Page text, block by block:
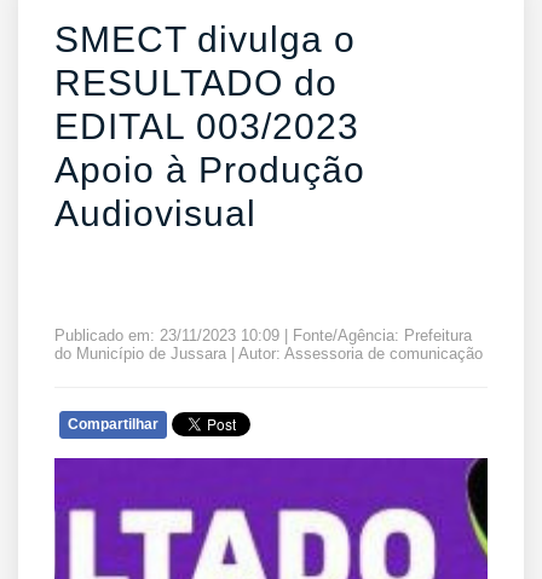
SMECT divulga o
RESULTADO do
EDITAL 003/2023
Apoio à Produção
Audiovisual
Publicado em: 23/11/2023 10:09 | Fonte/Agência: Prefeitura
do Município de Jussara | Autor: Assessoria de comunicação
Compartilhar